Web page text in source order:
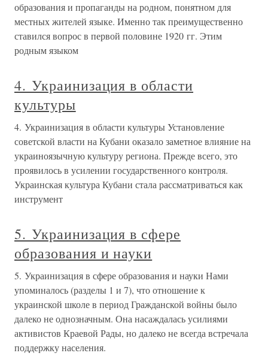
образования и пропаганды на родном, понятном для
местных жителей языке. Именно так преимущественно
ставился вопрос в первой половине 1920 гг. Этим
родным языком
4. Украинизация в области
культуры
4. Украинизация в области культуры Установление
советской власти на Кубани оказало заметное влияние на
украиноязычную культуру региона. Прежде всего, это
проявилось в усилении государственного контроля.
Украинская культура Кубани стала рассматриваться как
инструмент
5. Украинизация в сфере
образования и науки
5. Украинизация в сфере образования и науки Нами
упоминалось (разделы 1 и 7), что отношение к
украинской школе в период Гражданской войны было
далеко не однозначным. Она насаждалась усилиями
активистов Краевой Рады, но далеко не всегда встречала
поддержку населения.